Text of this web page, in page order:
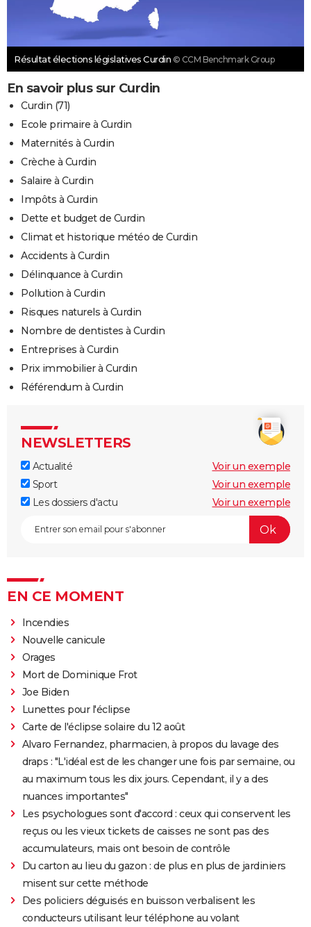
Résultat élections législatives Curdin © CCM Benchmark Group
En savoir plus sur Curdin
Curdin (71)
Ecole primaire à Curdin
Maternités à Curdin
Crèche à Curdin
Salaire à Curdin
Impôts à Curdin
Dette et budget de Curdin
Climat et historique météo de Curdin
Accidents à Curdin
Délinquance à Curdin
Pollution à Curdin
Risques naturels à Curdin
Nombre de dentistes à Curdin
Entreprises à Curdin
Prix immobilier à Curdin
Référendum à Curdin
NEWSLETTERS
Actualité
Voir un exemple
Sport
Voir un exemple
Les dossiers d'actu
Voir un exemple
EN CE MOMENT
Incendies
Nouvelle canicule
Orages
Mort de Dominique Frot
Joe Biden
Lunettes pour l'éclipse
Carte de l'éclipse solaire du 12 août
Alvaro Fernandez, pharmacien, à propos du lavage des
draps : "L'idéal est de les changer une fois par semaine, ou
au maximum tous les dix jours. Cependant, il y a des
nuances importantes"
Les psychologues sont d'accord : ceux qui conservent les
reçus ou les vieux tickets de caisses ne sont pas des
accumulateurs, mais ont besoin de contrôle
Du carton au lieu du gazon : de plus en plus de jardiniers
misent sur cette méthode
Des policiers déguisés en buisson verbalisent les
conducteurs utilisant leur téléphone au volant